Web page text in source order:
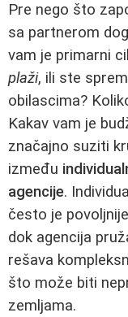
Pre nego što
sa partnerom
vam je primarni
plaži, ili ste
obilascima?
Kakav vam je
značajno suziti
između
agencije.
često je
dok agencija
rešava
što može biti
zemljama.